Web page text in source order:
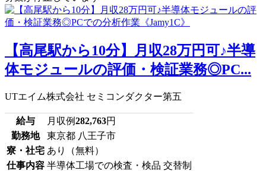
【高尾駅から10分】月収28万円可♪半導
体モジュールの評価・検証業務◎PC...
UTエイム株式会社 セミコンダクター第五
給与 月収例282,763円
勤務地
東京都 八王子市
寮・社宅 あり（無料）
仕事内容 半導体工場での検査・検品 交替制